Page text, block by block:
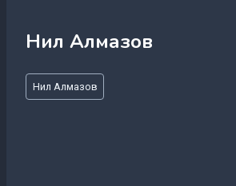
Нил Алмазов
Метки
записи:
Нил Алмазов